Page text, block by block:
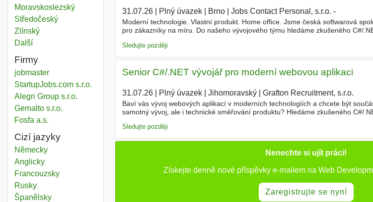
Web development program
MoravskoslezskýKraj
Web development program
StředočeskýKraj
Web development program
ZlínskýKraj
Dalšíkraj
Firmy
jobmaster
StartupJobs.com s.r.o.
Alegri Group s.r.o.
Gemalto s.r.o.
Fosfa a.s.
Cizí jazyky
Německy
Anglicky
Francouzsky
Rusky
Španělsky
31.07.26| Plný úvazek| Brno| Jobs Contact Personal, s.r.o. -
Moderní technologie. Vlastní produkt. Home office. Jsme česká softwarová
pro zákazníky na míru. Do našeho vývojového týmu hledáme zkušeného C#/
Sledujte později
Senior C#/.NET vývojář pro moderní webovou aplikaci
31.07.26| Plný úvazek| Jihomoravský| Grafton Recruitment, s.r.o.
Baví vás vývoj webových aplikací v moderních technologiích a chcete být
samotný vývoj, ale i technické směřování produktu? Hledáme zkušeného C#/
Sledujte později
Nenechte si ujít práci!
Získejte denně nové příspěvky e-mailem na Web
Zaregistrujte se nyní